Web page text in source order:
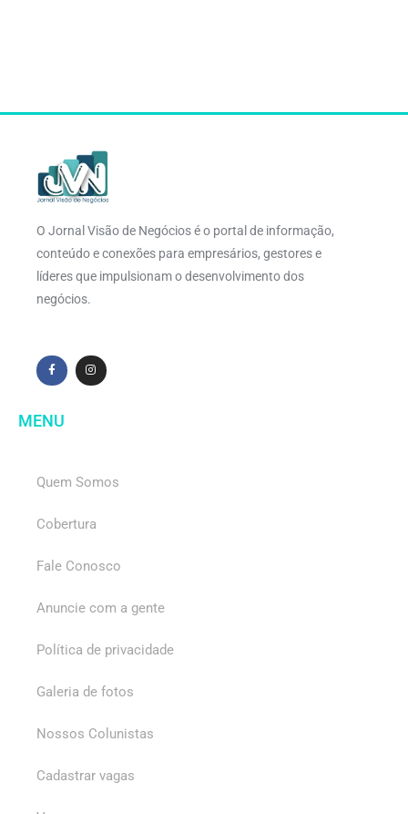
O Jornal Visão de Negócios é o portal de informação,
conteúdo e conexões para empresários, gestores e
líderes que impulsionam o desenvolvimento dos
negócios.
MENU
Quem Somos
Cobertura
Fale Conosco
Anuncie com a gente
Política de privacidade
Galeria de fotos
Nossos Colunistas
Cadastrar vagas